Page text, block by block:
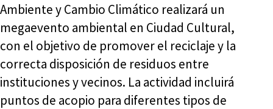
Ambiente y Cambio Climático realizará un
megaevento ambiental en Ciudad Cultural,
con el objetivo de promover el reciclaje y la
correcta disposición de residuos entre
instituciones y vecinos. La actividad incluirá
puntos de acopio para diferentes tipos de